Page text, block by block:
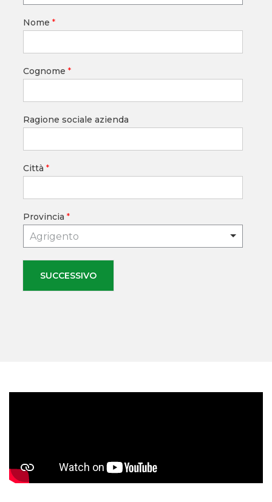
Nome *
Cognome *
Ragione sociale azienda
Città *
Provincia *
Agrigento
SUCCESSIVO